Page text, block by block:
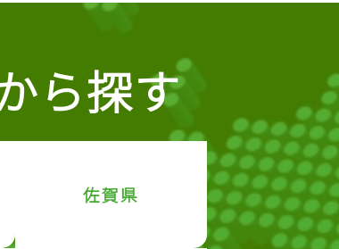
ら探す
佐賀県